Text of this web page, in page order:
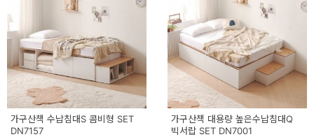
기
획
전
가구산책 수납침대S 콤비형 SET
DN7157
가구산책 대용량 높은수납침대Q
빅서랍 SET DN7001